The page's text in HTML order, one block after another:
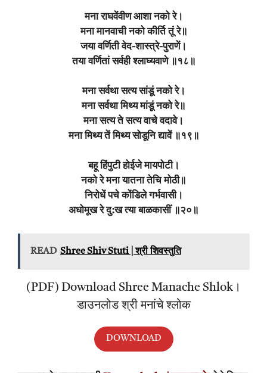
मना राघवेंवीण आशा नको रे।
मना मानवाची नको कीर्ति तूं रे॥
जया वर्णिती वेद-शास्त्रे-पुराणें।
तया वर्णितां सर्वही श्लाघ्यवाणे ॥१८॥
मना सर्वथा सत्य सांडूं नको रे।
मना सर्वथा मिथ्य मांडूं नको रे॥
मना सत्य ते सत्य वाचे वदावे।
मना मिथ्य तें मिथ्य सोडूनि द्यावें ॥१९॥
बहू हिंपुटी होईजे मायपोटी।
नको रे मना यातना तेचि मोठी॥
निरोधें पचे कोंडिले गर्भवासी।
अधोमूख रे दु:ख त्या बाळकासीं ॥२०॥
READ Shree Shiv Stuti | श्री शिवस्तुति
(PDF) Download Shree Manache Shlok।
डाउनलोड श्री मनांचे श्लोक
DOWNLOAD